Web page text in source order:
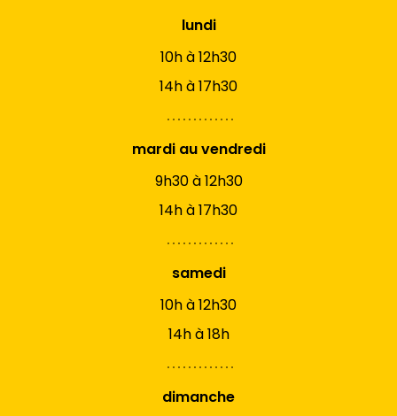
lundi
10h à 12h30
14h à 17h30
mardi au vendredi
9h30 à 12h30
14h à 17h30
samedi
10h à 12h30
14h à 18h
dimanche